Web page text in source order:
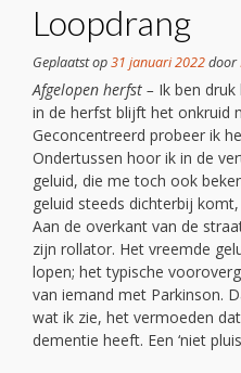
Loopdrang
Geplaatst op31 januari 2022door
Afgelopen herfst – Ik ben
in de herfst blijft het onkruid
Geconcentreerd probeer ik
Ondertussen hoor ik in de
geluid, die me toch ook
geluid steeds dichterbij
Aan de overkant van de
zijn rollator. Het vreemde
lopen; het typische
van iemand met Parkinson.
wat ik zie, het vermoeden
dementie heeft. Een ‘niet